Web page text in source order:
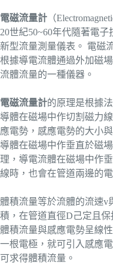
電磁流量計 （
20世紀50~60年代隨著電
新型流量測量儀表。 電磁
根據導電流體通過外加磁
流體流量的一種儀器。
電磁流量計的原理是根據
導體在磁場中作切割磁力
應電勢，感應電勢的大小
導體在磁場中作垂直於磁
理，導電流體在磁場中作
線時，也會在管道兩邊的
體積流量等於流體的流速v
積，在管道直徑D己定且
體積流量與感應電勢呈線
一根電極，就可引入感應
可求得體積流量。